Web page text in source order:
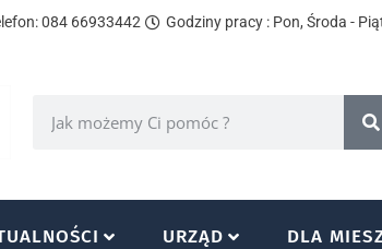
084 66933442 Godziny pracy : Pon, Środa -
URZĄD DLA